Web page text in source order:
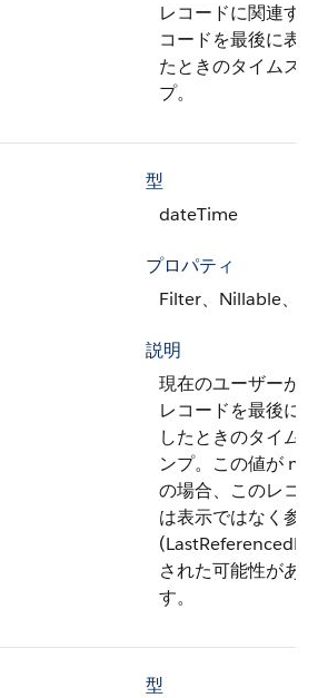
レコードに関連す
コードを最後に表
たときのタイムス
プ。
型
dateTime
プロパティ
Filter、Nillable、
説明
現在のユーザーが
レコードを最後に
したときのタイム
ンプ。この値が null
の場合、このレコ
は表示ではなく参照
された可能性があ
す。
型